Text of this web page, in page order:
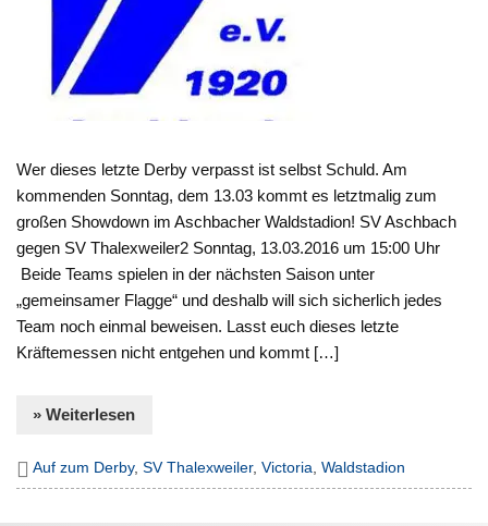
Wer dieses letzte Derby verpasst ist selbst Schuld. Am
kommenden Sonntag, dem 13.03 kommt es letztmalig zum
großen Showdown im Aschbacher Waldstadion! SV Aschbach
gegen SV Thalexweiler2 Sonntag, 13.03.2016 um 15:00 Uhr
Beide Teams spielen in der nächsten Saison unter
„gemeinsamer Flagge“ und deshalb will sich sicherlich jedes
Team noch einmal beweisen. Lasst euch dieses letzte
Kräftemessen nicht entgehen und kommt […]
» Weiterlesen
Auf zum Derby,SV Thalexweiler,Victoria,Waldstadion